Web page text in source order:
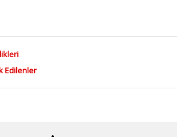
Edilenler